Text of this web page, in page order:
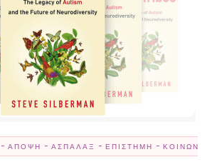
- ΆΠΟΨΗ - ΑΣΠΆΛΑΞ - ΕΠΙΣΤΉΜΗ - ΚΟΙΝΩΝΊΑ